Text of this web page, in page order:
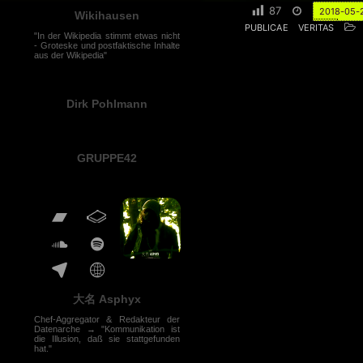
Wikihausen
"In der Wikipedia stimmt etwas nicht
- Groteske und postfaktische Inhalte
aus der Wikipedia"
Dirk Pohlmann
GRUPPE42
大名 Asphyx
Chef-Aggregator & Redakteur der
Datenarche → "Kommunikation ist
die Illusion, daß sie stattgefunden
hat."
87 2018-05-
PUBLICAE
VERITAS